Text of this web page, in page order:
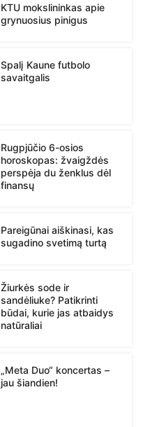
KTU mokslininkas apie
grynuosius pinigus
Spalį Kaune futbolo
savaitgalis
Rugpjūčio 6-osios
horoskopas: žvaigždės
perspėja du ženklus dėl
finansų
Pareigūnai aiškinasi, kas
sugadino svetimą turtą
Žiurkės sode ir
sandėliuke? Patikrinti
būdai, kurie jas atbaidys
natūraliai
„Meta Duo“ koncertas –
jau šiandien!